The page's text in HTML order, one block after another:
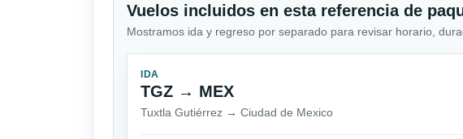
Vuelos incluidos en esta referencia de
Mostramos ida y regreso por separado para revisar horario,
IDA
TGZ → MEX
Tuxtla Gutiérrez → Ciudad de Mexico